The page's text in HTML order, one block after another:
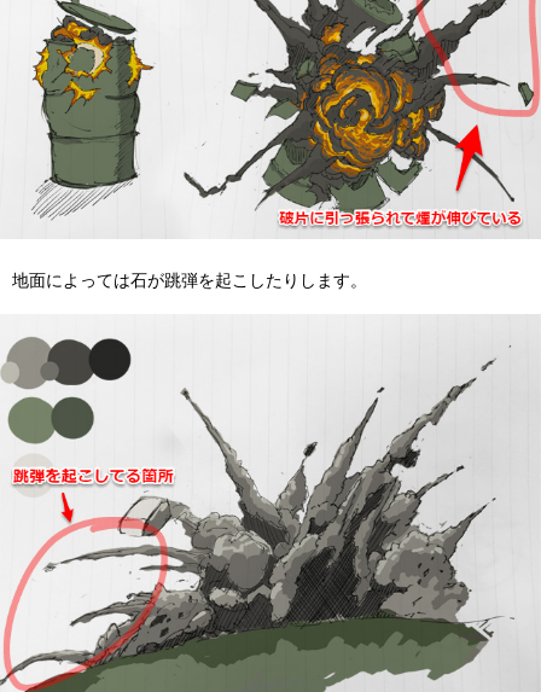
地面によっては石が跳弾を起こしたりします。